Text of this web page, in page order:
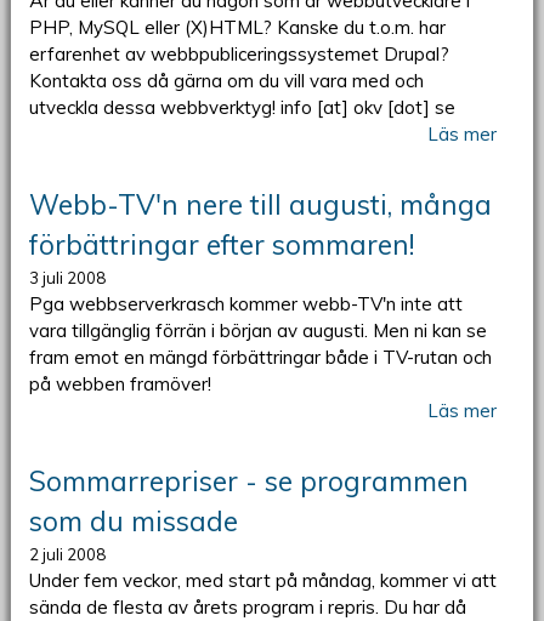
PHP, MySQL eller (X)HTML? Kanske du t.o.m. har
erfarenhet av webbpubliceringssystemet Drupal?
Kontakta oss då gärna om du vill vara med och
utveckla dessa webbverktyg! info [at] okv [dot] se
Läs mer
Webb-TV'n nere till augusti, många
förbättringar efter sommaren!
3 juli 2008
Pga webbserverkrasch kommer webb-TV'n inte att
vara tillgänglig förrän i början av augusti. Men ni kan se
fram emot en mängd förbättringar både i TV-rutan och
på webben framöver!
Läs mer
Sommarrepriser - se programmen
som du missade
2 juli 2008
Under fem veckor, med start på måndag, kommer vi att
sända de flesta av årets program i repris. Du har då